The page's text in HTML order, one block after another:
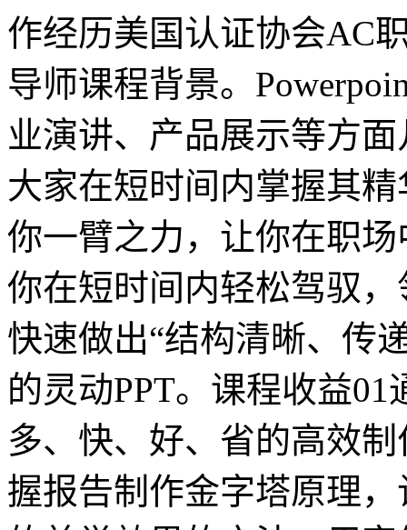
作经历美国认证协会AC
导师课程背景。
业演讲、产品展示等方
大家在短时间内掌握其
你一臂之力，让你在职
你在短时间内轻松驾驭
快速做出“结构清晰、传
的灵动PPT。课程收益
多、快、好、省的高效
握报告制作金字塔原理